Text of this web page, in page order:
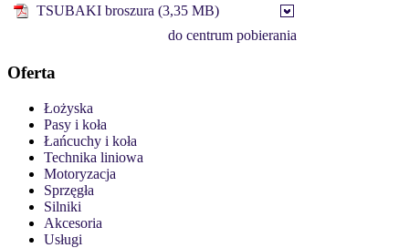
TSUBAKI broszura (3,35 MB)
do centrum pobierania
Oferta
Łożyska
Pasy i koła
Łańcuchy i koła
Technika liniowa
Motoryzacja
Sprzęgła
Silniki
Akcesoria
Usługi